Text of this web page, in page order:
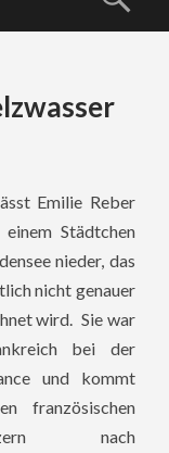
Emilie Reber
Städtchen
nieder, das
nicht genauer
wird. Sie war
bei der
und kommt
französischen
nach